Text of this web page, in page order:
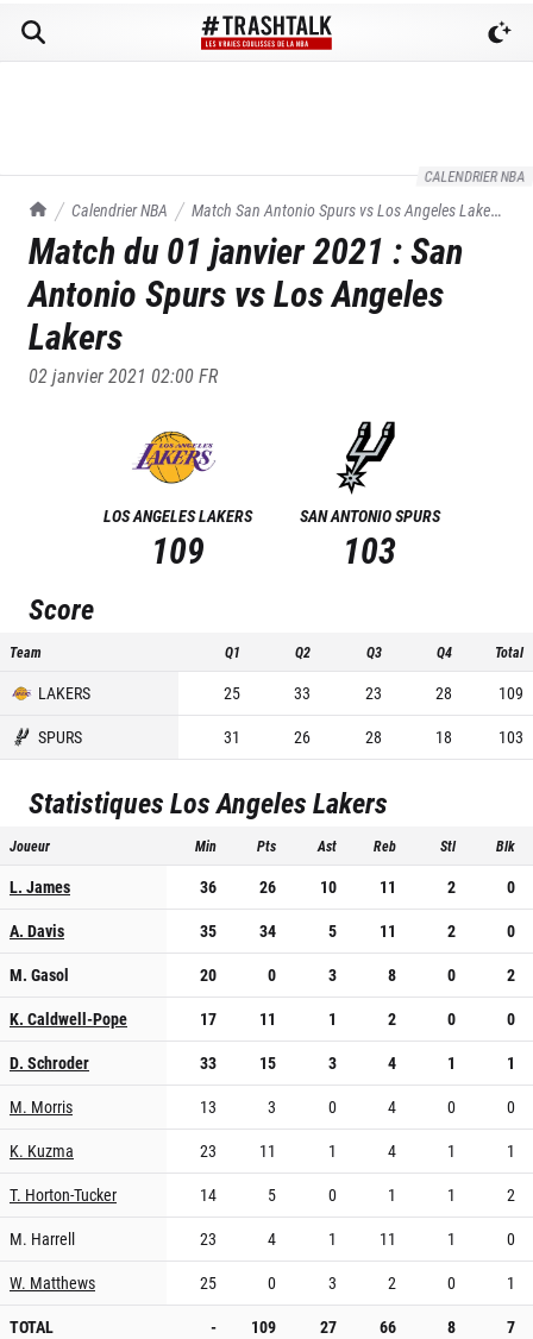
CALENDRIER NBA
TrashTalk Actu NBA
Calendrier NBA Match San Antonio Spurs vsLos Angeles Lakers
du 01/01/2021
Match du 01 janvier 2021 :San
Antonio Spurs vsLos Angeles
Lakers
02 janvier 2021 02:00FR
LOS ANGELES LAKERS
109
SAN ANTONIO SPURS
103
Score
Team Q1 Q2 Q3 Q4 Total
LAKERS 25 33 23 28
109
SPURS
31 26 28 18 103
StatistiquesLos Angeles Lakers
Joueur Min Pts Ast Reb Stl Blk
L. James 36 26 10 11 2
0
A. Davis
35 34 5 11 2
0
M. Gasol
20 0 3 8 0
2
K. Caldwell-Pope
17 11 1 2 0
0
D. Schroder
33 15 3 4 1
1
M. Morris
13 3 0 4 0
0
K. Kuzma
23 11 1 4 1
1
T. Horton-Tucker
14 5 0 1 1
2
M. Harrell
23 4 1 11 1
0
W. Matthews
25 0 3 2 0
1
TOTAL
- 109 27 66 8 7